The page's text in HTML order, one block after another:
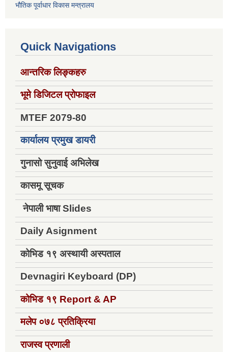
भौतिक पूर्वाधार विकास मन्त्रालय
Quick Navigations
आन्तरिक लिङ्कहरु
भूमे डिजिटल प्रोफाइल
MTEF 2079-80
कार्यालय प्रमुख डायरी
गुनासो सुनुवाई अभिलेख
कासमू सूचक
नेपाली भाषा Slides
Daily Asignment
कोभिड १९ अस्थायी अस्पताल
Devnagiri Keyboard (DP)
कोभिड १९ Report & AP
मलेप ०७८ प्रतिक्रिया
राजस्व प्रणाली